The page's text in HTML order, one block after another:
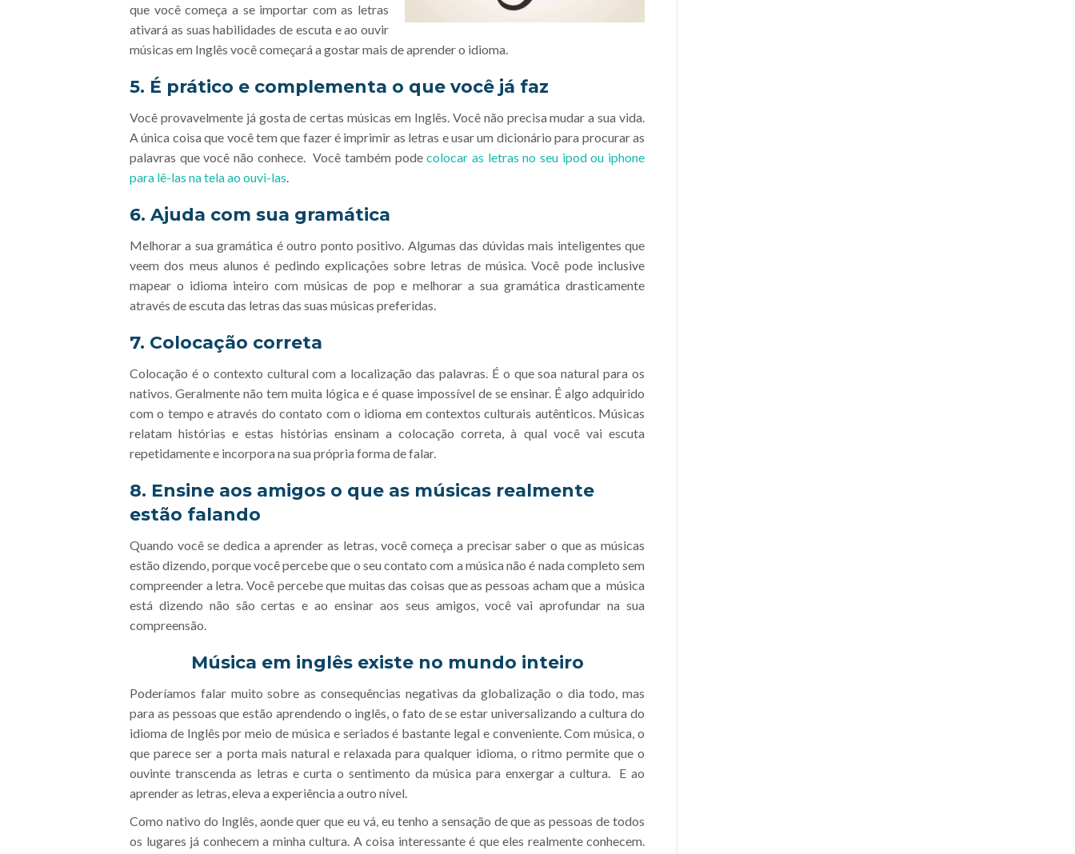
que você começa a se importar com as letras
ativará as suas habilidades de escuta e ao ouvir
músicas em Inglês você começará a gostar mais de aprender o idioma.
5. É prático e complementa o que você já faz
Você provavelmente já gosta de certas músicas em Inglês. Você não precisa mudar a sua vida.
A única coisa que você tem que fazer é imprimir as letras e usar um dicionário para procurar as
palavras que você não conhece. Você também podecolocar as letras no seu ipod ou iphone
para lê-las na tela ao ouvi-las.
6. Ajuda com sua gramática
Melhorar a sua gramática é outro ponto positivo. Algumas das dúvidas mais inteligentes que
veem dos meus alunos é pedindo explicações sobre letras de música. Você pode inclusive
mapear o idioma inteiro com músicas de pop e melhorar a sua gramática drasticamente
através de escuta das letras das suas músicas preferidas.
7. Colocação correta
Colocação é o contexto cultural com a localização das palavras. É o que soa natural para os
nativos. Geralmente não tem muita lógica e é quase impossível de se ensinar. É algo adquirido
com o tempo e através do contato com o idioma em contextos culturais autênticos. Músicas
relatam histórias e estas histórias ensinam a colocação correta, à qual você vai escuta
repetidamente e incorpora na sua própria forma de falar.
8. Ensine aos amigos o que as músicas realmente
estão falando
Quando você se dedica a aprender as letras, você começa a precisar saber o que as músicas
estão dizendo, porque você percebe que o seu contato com a música não é nada completo sem
compreender a letra. Você percebe que muitas das coisas que as pessoas acham que a música
está dizendo não são certas e ao ensinar aos seus amigos, você vai aprofundar na sua
compreensão.
Música em inglês existe no mundo inteiro
Poderíamos falar muito sobre as consequências negativas da globalização o dia todo, mas
para as pessoas que estão aprendendo o inglês, o fato de se estar universalizando a cultura do
idioma de Inglês por meio de música e seriados é bastante legal e conveniente. Com música, o
que parece ser a porta mais natural e relaxada para qualquer idioma, o ritmo permite que o
ouvinte transcenda as letras e curta o sentimento da música para enxergar a cultura. E ao
aprender as letras, eleva a experiência a outro nível.
Como nativo do Inglês, aonde quer que eu vá, eu tenho a sensação de que as pessoas de todos
os lugares já conhecem a minha cultura. A coisa interessante é que eles realmente conhecem.